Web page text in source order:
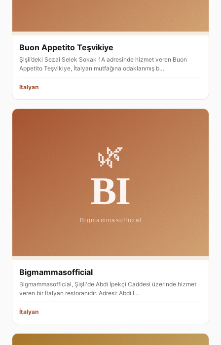
Buon Appetito Teşvikiye
Şişli’deki Sezai Selek Sokak 1A adresinde hizmet veren Buon
Appetito Teşvikiye, İtalyan mutfağına odaklanmış b…
İtalyan
Bigmammasofficial
Bigmammasofficial, Şişli'de Abdi İpekçi Caddesi üzerinde hizmet
veren bir İtalyan restoranıdır. Adresi: Abdi İ…
İtalyan